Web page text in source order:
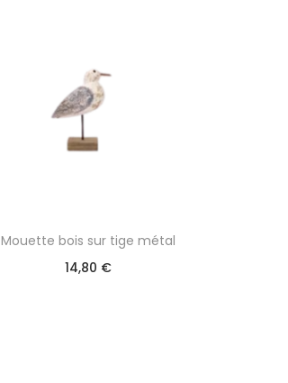
Mouette bois sur tige métal
14,80 €